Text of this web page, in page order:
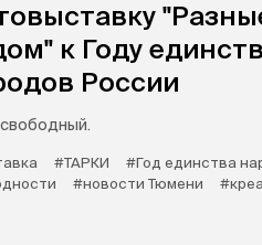
к Году
России
#ТАРКИ #Год единства
#новости Тюмени